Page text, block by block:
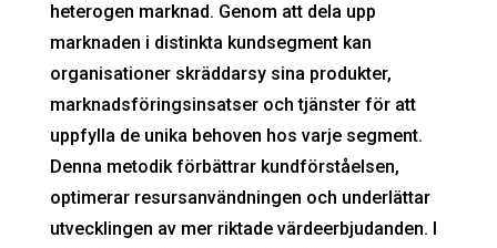
heterogen marknad. Genom att dela upp
marknaden i distinkta kundsegment kan
organisationer skräddarsy sina produkter,
marknadsföringsinsatser och tjänster för att
uppfylla de unika behoven hos varje segment.
Denna metodik förbättrar kundförståelsen,
optimerar resursanvändningen och underlättar
utvecklingen av mer riktade värdeerbjudanden. I